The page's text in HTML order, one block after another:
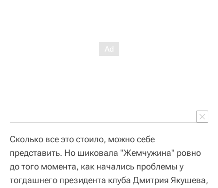
Сколько все это стоило, можно себе
представить. Но шиковала "Жемчужина" ровно
до того момента, как начались проблемы у
тогдашнего президента клуба Дмитрия Якушева,